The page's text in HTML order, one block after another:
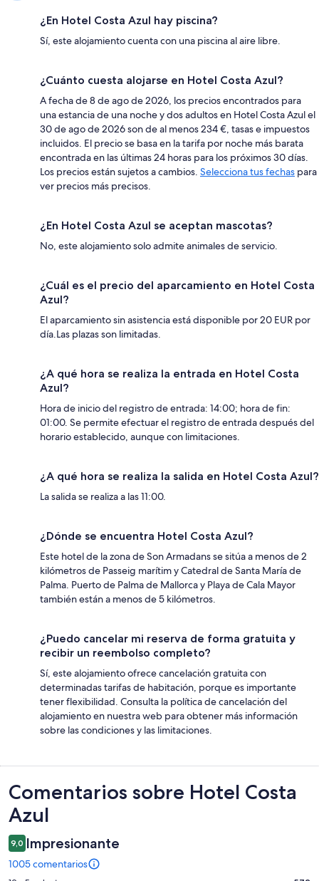
¿En Hotel Costa Azul hay piscina?
Sí, este alojamiento cuenta con una piscina al aire libre.
¿Cuánto cuesta alojarse en Hotel Costa Azul?
A fecha de 8 de ago de 2026, los precios encontrados para
una estancia de una noche y dos adultos en Hotel Costa Azul el
30 de ago de 2026 son de al menos 234 €, tasas e impuestos
incluidos. El precio se basa en la tarifa por noche más barata
encontrada en las últimas 24 horas para los próximos 30 días.
Los precios están sujetos a cambios. Selecciona tus fechas para
ver precios más precisos.
¿En Hotel Costa Azul se aceptan mascotas?
No, este alojamiento solo admite animales de servicio.
¿Cuál es el precio del aparcamiento en Hotel Costa
Azul?
El aparcamiento sin asistencia está disponible por 20 EUR por
día.Las plazas son limitadas.
¿A qué hora se realiza la entrada en Hotel Costa
Azul?
Hora de inicio del registro de entrada: 14:00; hora de fin:
01:00. Se permite efectuar el registro de entrada después del
horario establecido, aunque con limitaciones.
¿A qué hora se realiza la salida en Hotel Costa Azul?
La salida se realiza a las 11:00.
¿Dónde se encuentra Hotel Costa Azul?
Este hotel de la zona de Son Armadans se sitúa a menos de 2
kilómetros de Passeig marítim y Catedral de Santa María de
Palma. Puerto de Palma de Mallorca y Playa de Cala Mayor
también están a menos de 5 kilómetros.
¿Puedo cancelar mi reserva de forma gratuita y
recibir un reembolso completo?
Sí, este alojamiento ofrece cancelación gratuita con
determinadas tarifas de habitación, porque es importante
tener flexibilidad. Consulta la política de cancelación del
alojamiento en nuestra web para obtener más información
sobre las condiciones y las limitaciones.
Comentarios
Comentarios sobre Hotel Costa
Azul
9,0 Impresionante
1005 comentarios